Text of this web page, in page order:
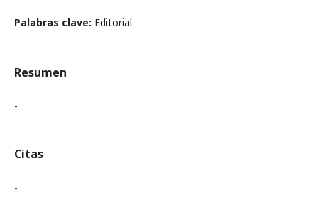
Palabras clave: Editorial
Resumen
-
Citas
-